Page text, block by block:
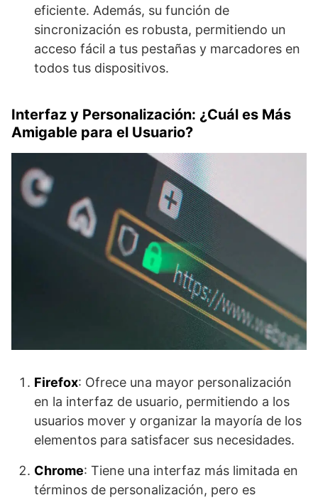
eficiente. Además, su función de
sincronización es robusta, permitiendo un
acceso fácil a tus pestañas y marcadores en
todos tus dispositivos.
Interfaz y Personalización: ¿Cuál es Más
Amigable para el Usuario?
Firefox: Ofrece una mayor personalización
en la interfaz de usuario, permitiendo a los
usuarios mover y organizar la mayoría de los
elementos para satisfacer sus necesidades.
Chrome: Tiene una interfaz más limitada en
términos de personalización, pero es